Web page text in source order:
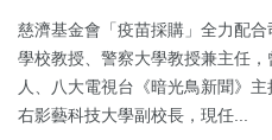
慈濟基金會「疫苗採購」全力配
學校教授、警察大學教授兼主任
人、八大電視台《暗光鳥新聞》
右影藝科技大學副校長，現任...